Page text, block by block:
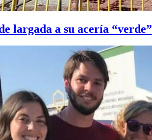
largada a su acería “verde”